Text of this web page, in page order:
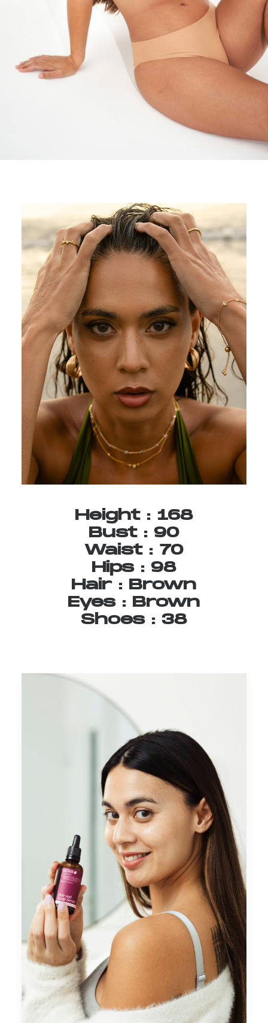
Height : 168
Bust : 90
Waist : 70
Hips : 98
Hair : Brown
Eyes : Brown
Shoes : 38